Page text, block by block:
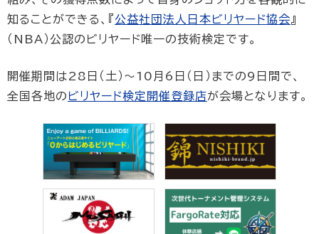
知ることができる、『公益社団法人日本ビリヤード協会』
（NBA）公認のビリヤード唯一の技術検定です。
開催期間は28日（土）〜10月6日（日）までの9日間で、
全国各地の ビリヤード検定開催登録店が会場となります。